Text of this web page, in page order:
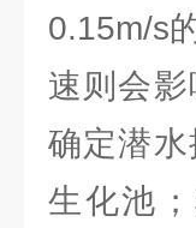
0.15m/s
速则会
确定潜
生化池